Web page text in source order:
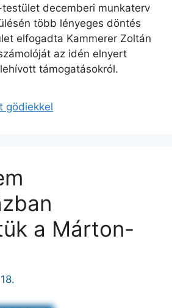
decemberi munkaterv
több lényeges döntés
elfogadta Kammerer Zoltán
az idén elnyert
támogatásokról.
gödiekkel
a Márton-